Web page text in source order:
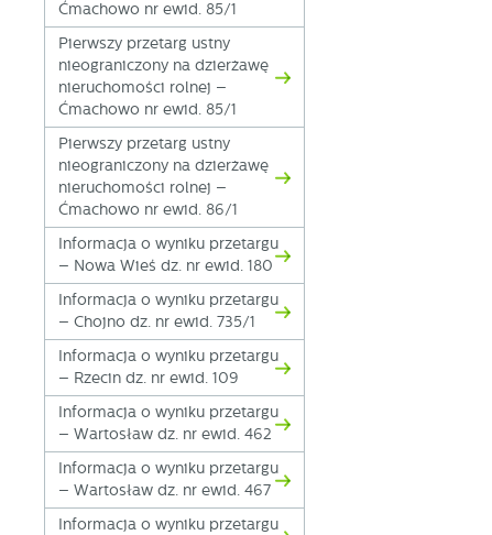
Ćmachowo nr ewid. 85/1
Pierwszy przetarg ustny
nieograniczony na dzierżawę
nieruchomości rolnej –
Ćmachowo nr ewid. 85/1
Pierwszy przetarg ustny
nieograniczony na dzierżawę
nieruchomości rolnej –
Ćmachowo nr ewid. 86/1
Informacja o wyniku przetargu
– Nowa Wieś dz. nr ewid. 180
Informacja o wyniku przetargu
– Chojno dz. nr ewid. 735/1
Informacja o wyniku przetargu
– Rzecin dz. nr ewid. 109
Informacja o wyniku przetargu
– Wartosław dz. nr ewid. 462
Informacja o wyniku przetargu
– Wartosław dz. nr ewid. 467
Informacja o wyniku przetargu